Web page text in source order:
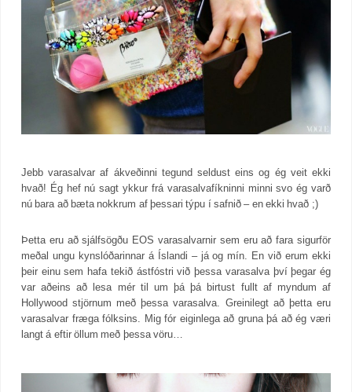
Jebb varasalvar af ákveðinni tegund seldust eins og ég veit ekki
hvað! Ég hef nú sagt ykkur frá varasalvafíkninni minni svo ég varð
nú bara að bæta nokkrum af þessari týpu í safnið – en ekki hvað ;)
Þetta eru að sjálfsögðu EOS varasalvarnir sem eru að fara sigurför
meðal ungu kynslóðarinnar á Íslandi – já og mín. En við erum ekki
þeir einu sem hafa tekið ástfóstri við þessa varasalva því þegar ég
var aðeins að lesa mér til um þá þá birtust fullt af myndum af
Hollywood stjörnum með þessa varasalva. Greinilegt að þetta eru
varasalvar fræga fólksins. Mig fór eiginlega að gruna þá að ég væri
langt á eftir öllum með þessa vöru…